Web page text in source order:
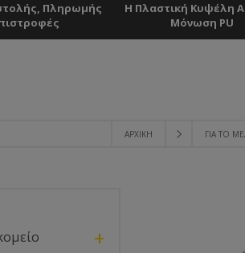
Πληρωμής
Η Πλαστική Κυψέλη
Μόνωση PU
ΑΡΧΙΚΉ ΓΙΑ ΤΟ
+